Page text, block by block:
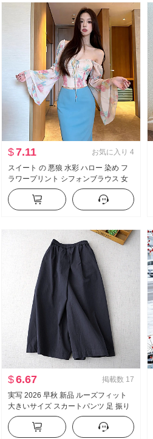
$7.11 お気に入り 4
スイート の 悪狼 水彩 ハロー 染め フ
ラワープリント シフォンブラウス 女
性の方 襟 デザイン 感 スリム効果 打つ
一括 シャツ トップス
$6.67 掲載数 17
実写 2026 早秋 新品 ルーズフィット
大きいサイズ スカートパンツ 足 振り
子 九分丈パンツ カジュアルパンツ ア
ート 万能 ワイドパンツ